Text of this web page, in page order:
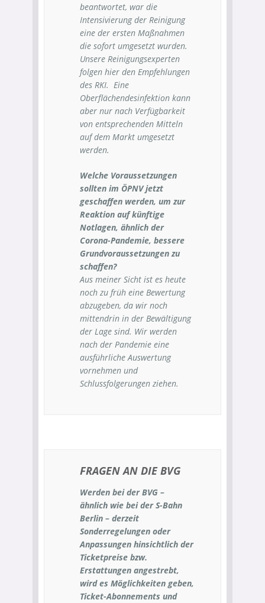
beantwortet, war die
Intensivierung der Reinigung
eine der ersten Maßnahmen
die sofort umgesetzt wurden.
Unsere Reinigungsexperten
folgen hier den Empfehlungen
des RKI. Eine
Oberflächendesinfektion kann
aber nur nach Verfügbarkeit
von entsprechenden Mitteln
auf dem Markt umgesetzt
werden.
Welche Voraussetzungen
sollten im ÖPNV jetzt
geschaffen werden, um zur
Reaktion auf künftige
Notlagen, ähnlich der
Corona-Pandemie, bessere
Grundvoraussetzungen zu
schaffen?
Aus meiner Sicht ist es heute
noch zu früh eine Bewertung
abzugeben, da wir noch
mittendrin in der Bewältigung
der Lage sind. Wir werden
nach der Pandemie eine
ausführliche Auswertung
vornehmen und
Schlussfolgerungen ziehen.
FRAGEN AN DIE BVG
Werden bei der BVG –
ähnlich wie bei der S-Bahn
Berlin – derzeit
Sonderregelungen oder
Anpassungen hinsichtlich der
Ticketpreise bzw.
Erstattungen angestrebt,
wird es Möglichkeiten geben,
Ticket-Abonnements und